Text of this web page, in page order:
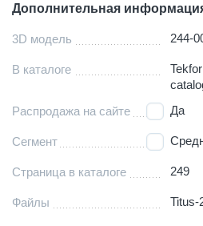
Дополнительная
3D модель 244-
В каталоге
Распродажа на сайте
Да
Сегмент
Страница в каталоге 249
Файлы Titus-